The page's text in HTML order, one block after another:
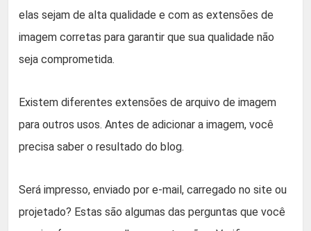
elas sejam de alta qualidade e com as extensões de
imagem corretas para garantir que sua qualidade não
seja comprometida.
Existem diferentes extensões de arquivo de imagem
para outros usos. Antes de adicionar a imagem, você
precisa saber o resultado do blog.
Será impresso, enviado por e-mail, carregado no site ou
projetado? Estas são algumas das perguntas que você